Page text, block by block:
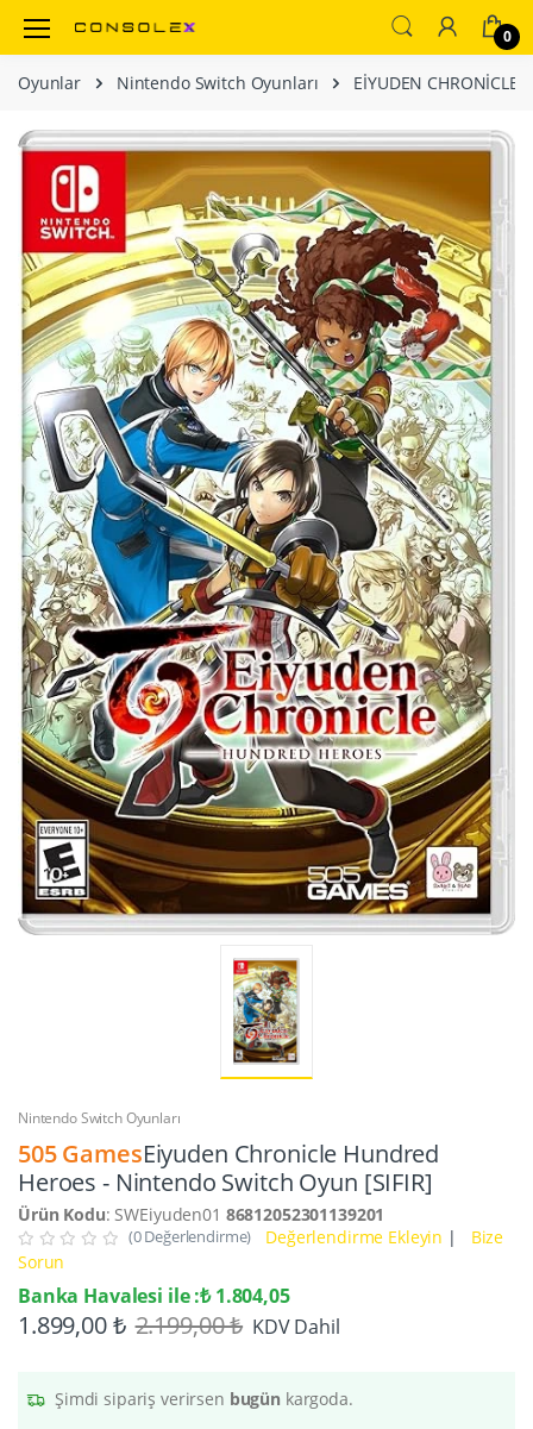
0
Oyunlar Nintendo Switch Oyunları EİYUDEN CHRONİCLE
Nintendo Switch Oyunları
505 GamesEiyuden Chronicle Hundred
Heroes - Nintendo Switch Oyun [SIFIR]
Ürün Kodu: SWEiyuden01 86812052301139201
(0 Değerlendirme) Değerlendirme Ekleyin |
Bize
Sorun
Banka Havalesi ile :₺ 1.804,05
1.899,00 ₺ 2.199,00 ₺ KDV Dahil
Şimdi sipariş verirsen bugün kargoda.